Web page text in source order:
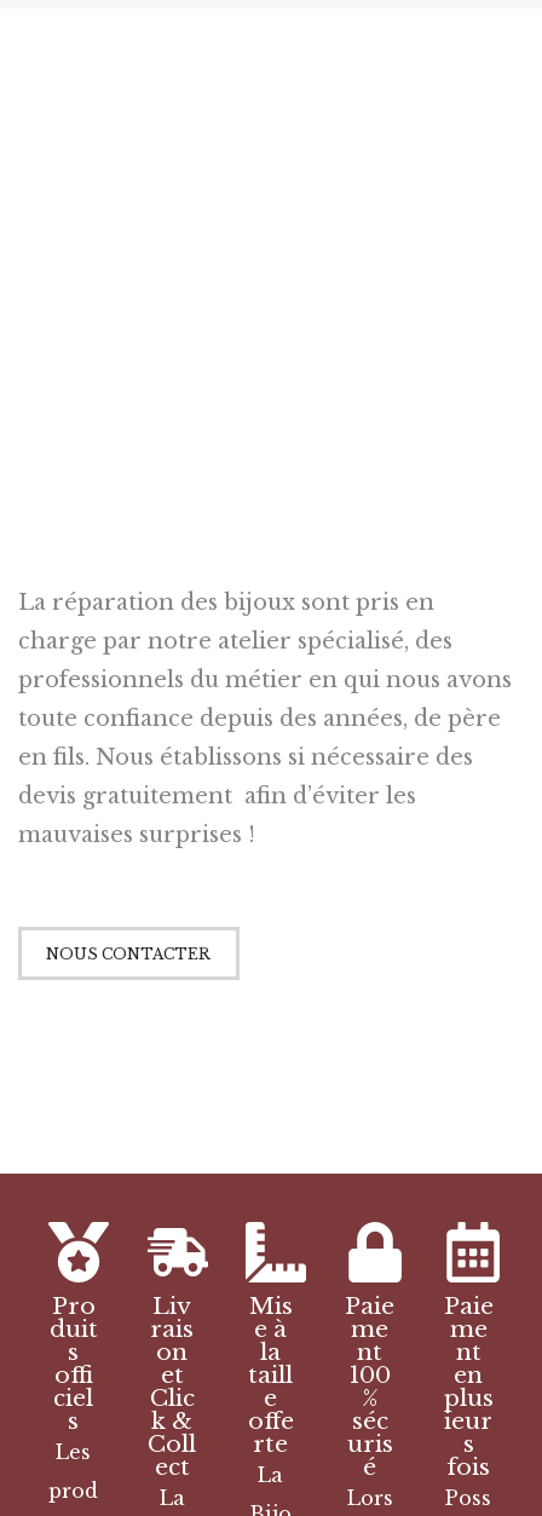
La réparation des bijoux sont pris en
charge par notre atelier spécialisé, des
professionnels du métier en qui nous avons
toute confiance depuis des années, de père
en fils. Nous établissons si nécessaire des
devis gratuitement afin d’éviter les
mauvaises surprises !
NOUS CONTACTER
Pro
duit
s
offi
ciel
s
Les
prod
Liv
rais
on
et
Clic
k &
Coll
ect
La
Mis
e à
la
taill
e
offe
rte
La
Paie
me
nt
100
%
séc
uris
é
Lors
Paie
me
nt
en
plus
ieur
s
fois
Poss